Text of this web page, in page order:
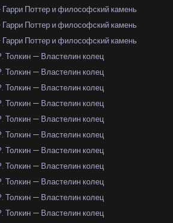
Поттер и философский камень
Поттер и философский камень
Поттер и философский камень
Толкин — Властелин колец
Толкин — Властелин колец
Толкин — Властелин колец
Толкин — Властелин колец
Толкин — Властелин колец
Толкин — Властелин колец
Толкин — Властелин колец
Толкин — Властелин колец
Толкин — Властелин колец
Толкин — Властелин колец
Толкин — Властелин колец